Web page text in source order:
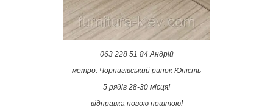
063 228 51 84 Андрій
метро. Чорнигівський ринок Юність
5 рядів 28-30 місця!
відправка новою поштою!